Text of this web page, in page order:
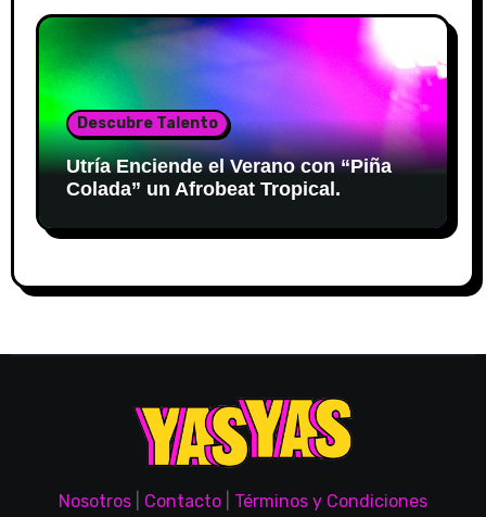
Descubre Talento
Utría Enciende el Verano con “Piña
Colada” un Afrobeat Tropical.
Nosotros Contacto Términos y Condiciones